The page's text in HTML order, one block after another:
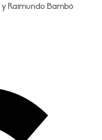
Raimundo Bambó